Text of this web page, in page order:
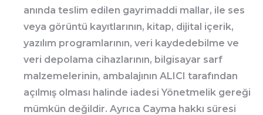
anında teslim edilen gayrimaddi mallar, ile ses
veya görüntü kayıtlarının, kitap, dijital içerik,
yazılım programlarının, veri kaydedebilme ve
veri depolama cihazlarının, bilgisayar sarf
malzemelerinin, ambalajının ALICI tarafından
açılmış olması halinde iadesi Yönetmelik gereği
mümkün değildir. Ayrıca Cayma hakkı süresi